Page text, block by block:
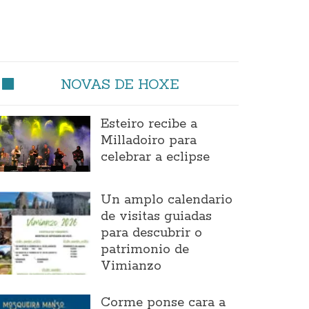
NOVAS DE HOXE
Esteiro recibe a
Milladoiro para
celebrar a eclipse
Un amplo calendario
de visitas guiadas
para descubrir o
patrimonio de
Vimianzo
Corme ponse cara a